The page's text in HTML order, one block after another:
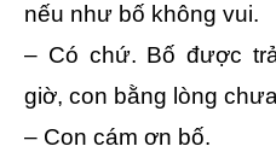
nếu như bố không vui.
– Có chứ. Bố được
giờ, con bằng lòng
– Con cám ơn bố.